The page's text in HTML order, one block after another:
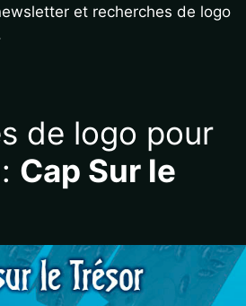
et recherches de logo
de logo pour
Cap Sur le